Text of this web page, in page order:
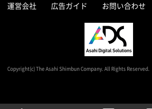
運営会社
広告ガイド お問い合わせ
Copyright(c) The Asahi Shimbun Company. All Rights Reserved.